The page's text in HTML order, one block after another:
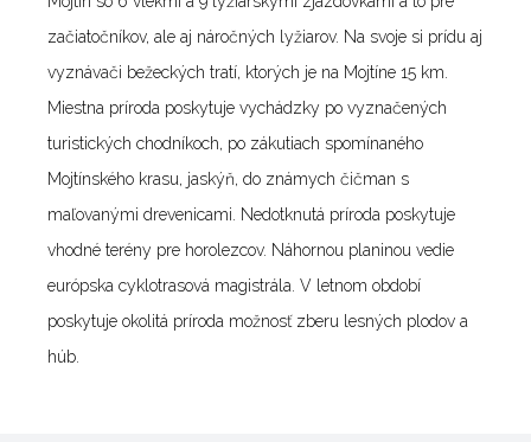
začiatočníkov, ale aj náročných lyžiarov. Na svoje si prídu aj
vyznávači bežeckých tratí, ktorých je na Mojtíne 15 km.
Miestna príroda poskytuje vychádzky po vyznačených
turistických chodníkoch, po zákutiach spomínaného
Mojtínského krasu, jaskýň, do známych čičman s
maľovanými drevenicami. Nedotknutá príroda poskytuje
vhodné terény pre horolezcov. Náhornou planinou vedie
európska cyklotrasová magistrála. V letnom období
poskytuje okolitá príroda možnosť zberu lesných plodov a
húb.